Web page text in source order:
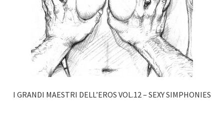
I GRANDI MAESTRI DELL’EROS VOL.12 – SEXY SIMPHONIES